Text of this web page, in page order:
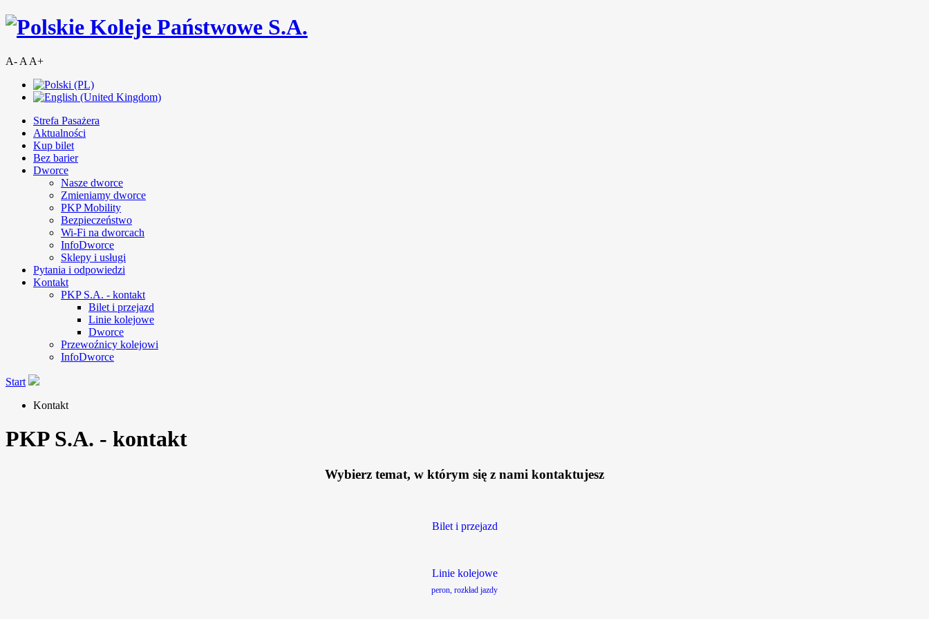
A- A A+
Strefa Pasażera
Aktualności
Kup bilet
Bez barier
Dworce
Nasze dworce
Zmieniamy dworce
PKP Mobility
Bezpieczeństwo
Wi-Fi na dworcach
InfoDworce
Sklepy i usługi
Pytania i odpowiedzi
Kontakt
PKP S.A. - kontakt
Bilet i przejazd
Linie kolejowe
Dworce
Przewoźnicy kolejowi
InfoDworce
Start
Kontakt
PKP S.A. - kontakt
Wybierz temat, w którym się z nami kontaktujesz
Bilet i przejazd
Linie kolejowe
peron, rozkład jazdy